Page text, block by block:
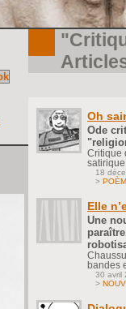
Oh
Ode
Critique
18
>
Elle
Une
bandes
30 avril
>